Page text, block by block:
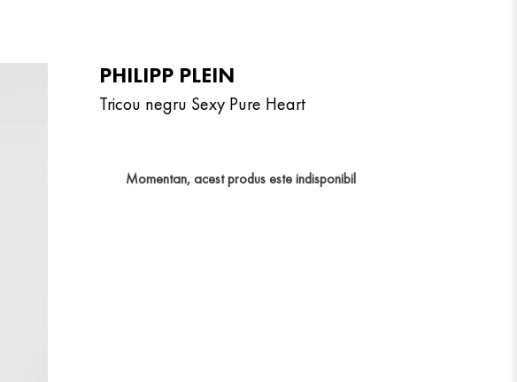
PHILIPP PLEIN
Tricou negru Sexy Pure Heart
Momentan, acest produs este indisponibil